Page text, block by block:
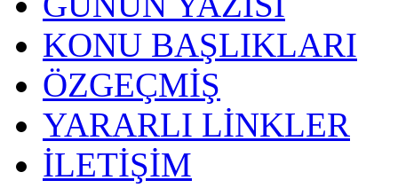
KONU BAŞLIKLARI
ÖZGEÇMİŞ
YARARLI LİNKLER
İLETİŞİM